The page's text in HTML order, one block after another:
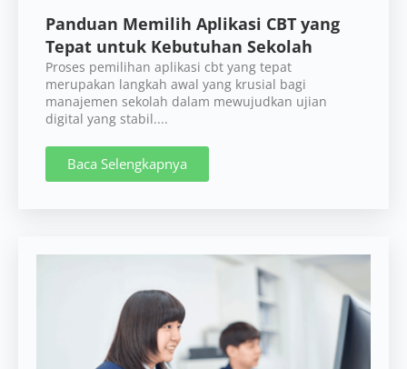
Panduan Memilih Aplikasi CBT yang
Tepat untuk Kebutuhan Sekolah
Proses pemilihan aplikasi cbt yang tepat
merupakan langkah awal yang krusial bagi
manajemen sekolah dalam mewujudkan ujian
digital yang stabil....
Baca Selengkapnya